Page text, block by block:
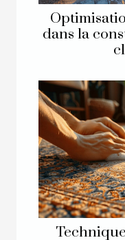
dans la